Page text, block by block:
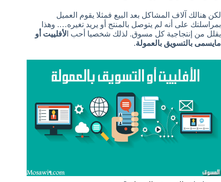
لكن هنالك آلاف المشاكل بعد البيع فمثلا يقوم العميل
بمراسلتك على أنه لم يتوصل بالمنتج أو يريد تغيره…. وهذا
يقلل من إنتجاجية كل مسوق. لذلك شخصيا أحب ا لأفلييت أو
مايسمى بالتسويق بالعمولة.